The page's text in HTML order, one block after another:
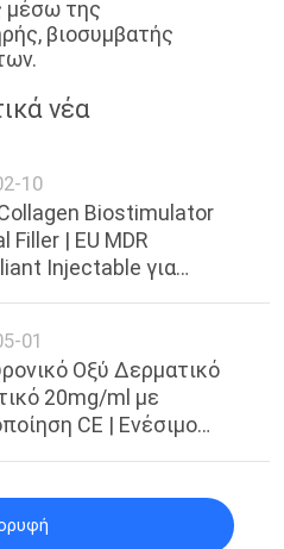
μέσω της
βιοσυμβατής
νέα
10
Biostimulator
Filler | EU MDR
Injectable για
01
Οξύ Δερματικό
20mg/ml με
CE | Ενέσιμο